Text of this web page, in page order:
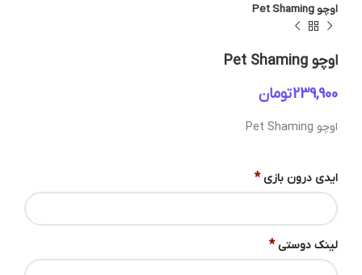
اوچو Pet Shaming
اوچو Pet Shaming
تومان
اوچو Pet Shaming
ایدی درون بازی *
لینک دوستی *